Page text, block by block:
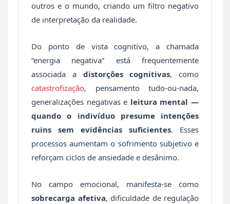
outros e o mundo, criando um filtro negativo
de interpretação da realidade.
Do ponto de vista cognitivo, a chamada
“energia negativa” está frequentemente
associada a distorções cognitivas, como
catastrofização, pensamento tudo-ou-nada,
generalizações negativas e leitura mental —
quando o indivíduo presume intenções
ruins sem evidências suficientes. Esses
processos aumentam o sofrimento subjetivo e
reforçam ciclos de ansiedade e desânimo.
No campo emocional, manifesta-se como
sobrecarga afetiva, dificuldade de regulação